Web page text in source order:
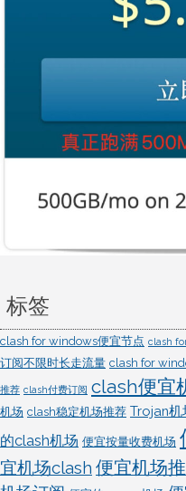
标签
clash for windows便宜节点 clash
订阅不限时长走流量 clash for
推荐 clash付费订阅 clash便宜
机场 clash稳定机场推荐 Trojan机
的clash机场 便宜按量收费机场
宜机场clash 便宜机场